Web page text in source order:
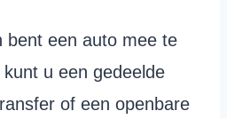
bent een auto mee te
u een gedeelde
of een openbare